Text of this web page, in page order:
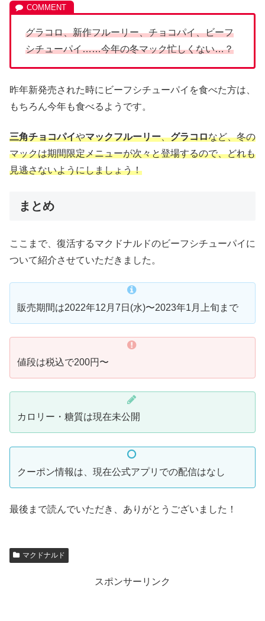
グラコロ、新作フルーリー、チョコパイ、ビーフ
シチューパイ……今年の冬マック忙しくない…？
昨年新発売された時にビーフシチューパイを食べた方は、
もちろん今年も食べるようです。
三角チョコパイやマックフルーリー、グラコロなど、冬の
マックは期間限定メニューが次々と登場するので、どれも
見逃さないようにしましょう！
まとめ
ここまで、復活するマクドナルドのビーフシチューパイに
ついて紹介させていただきました。
販売期間は2022年12月7日(水)〜2023年1月上旬まで
値段は税込で200円〜
カロリー・糖質は現在未公開
クーポン情報は、現在公式アプリでの配信はなし
最後まで読んでいただき、ありがとうございました！
マクドナルド
スポンサーリンク